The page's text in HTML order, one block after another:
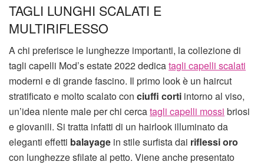
TAGLI LUNGHI SCALATI E
MULTIRIFLESSO
A chi preferisce le lunghezze importanti, la collezione di
tagli capelli Mod’s estate 2022 dedicatagli capelli scalati
moderni e di grande fascino. Il primo look è un haircut
stratificato e molto scalato con ciuffi corti intorno al viso,
un’idea niente male per chi cercatagli capelli mossi briosi
e giovanili. Si tratta infatti di un hairlook illuminato da
eleganti effetti balayage in stile surfista dai riflessi oro
con lunghezze sfilate al petto. Viene anche presentato